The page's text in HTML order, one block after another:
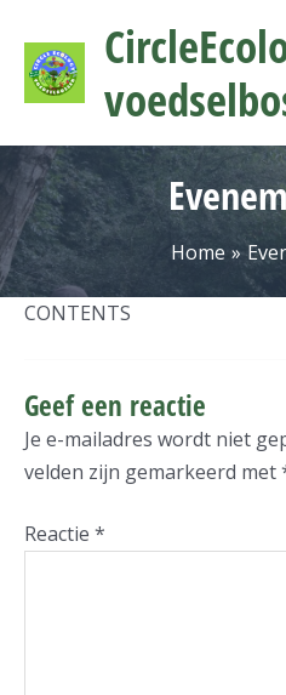
naar
Home
CONTENTS
Geef een reactie
Je e-mailadres wordt niet
velden zijn gemarkeerd met
Reactie *